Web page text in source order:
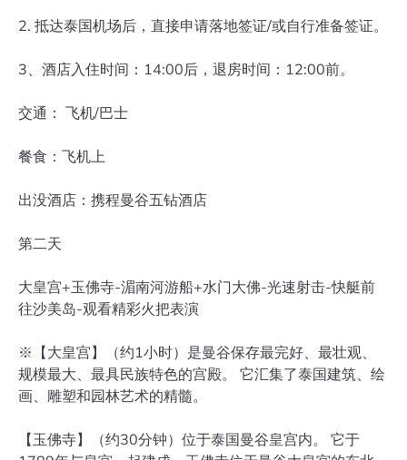
2. 抵达泰国机场后，直接申请落地签证/或自行准备签证。
3、酒店入住时间：14:00后，退房时间：12:00前。
交通： 飞机/巴士
餐食：飞机上
出没酒店：携程曼谷五钻酒店
第二天
大皇宫+玉佛寺-湄南河游船+水门大佛-光速射击-快艇前
往沙美岛-观看精彩火把表演
※【大皇宫】（约1小时）是曼谷保存最完好、最壮观、
规模最大、最具民族特色的宫殿。 它汇集了泰国建筑、绘
画、雕塑和园林艺术的精髓。
【玉佛寺】（约30分钟）位于泰国曼谷皇宫内。 它于